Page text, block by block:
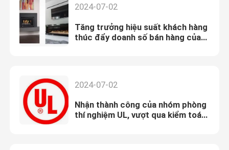
2024-07-02
Tăng trưởng hiệu suất khách hàng
thúc đẩy doanh số bán hàng của
2024-07-02
Nhận thành công của nhóm phòng
thí nghiệm UL, vượt qua kiểm toán